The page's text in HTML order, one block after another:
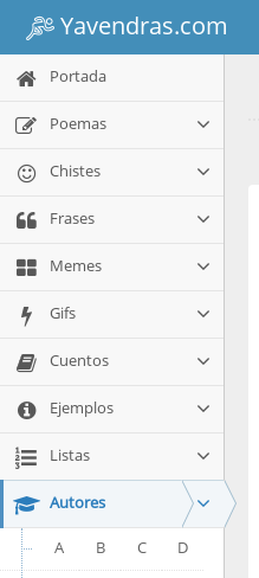
Yavendras.com
Portada
Poemas
Chistes
Frases
Memes
Gifs
Cuentos
Ejemplos
Listas
Autores
A B C
D